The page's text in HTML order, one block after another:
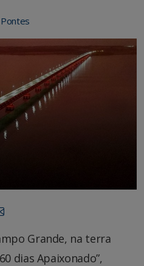
Pontes
Grande, na terra
dias Apaixonado”,